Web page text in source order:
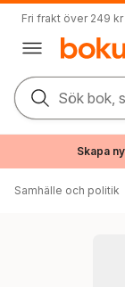
Fri frakt över 249 kr
Sök bok,
Skapa
Samhälle och politik